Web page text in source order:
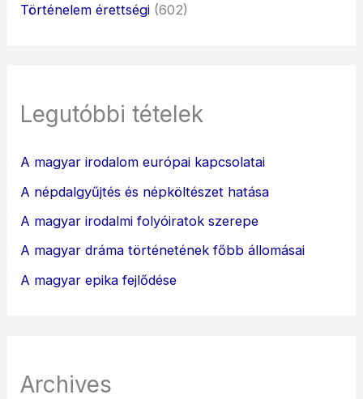
Történelem érettségi (602)
Legutóbbi tételek
A magyar irodalom európai kapcsolatai
A népdalgyűjtés és népköltészet hatása
A magyar irodalmi folyóiratok szerepe
A magyar dráma történetének főbb állomásai
A magyar epika fejlődése
Archives